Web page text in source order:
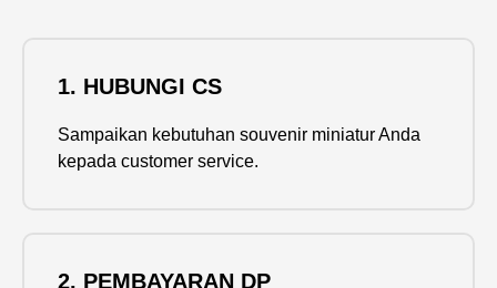
1. HUBUNGI CS
Sampaikan kebutuhan souvenir miniatur Anda
kepada customer service.
2. PEMBAYARAN DP